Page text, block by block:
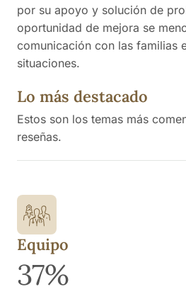
por su apoyo y solución de
oportunidad de mejora se
comunicación con las familias
situaciones.
Lo más destacado
Estos son los temas más
reseñas.
Equipo
37%